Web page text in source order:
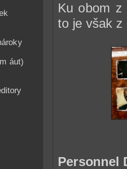
áut)
Ku obom z
to je však z
Personnel